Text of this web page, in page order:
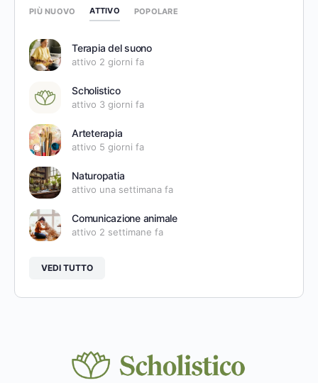
PIÙ NUOVO ATTIVO POPOLARE
Terapia del suono
attivo 2 giorni fa
Scholistico
attivo 3 giorni fa
Arteterapia
attivo 5 giorni fa
Naturopatia
attivo una settimana fa
Comunicazione animale
attivo 2 settimane fa
VEDI TUTTO